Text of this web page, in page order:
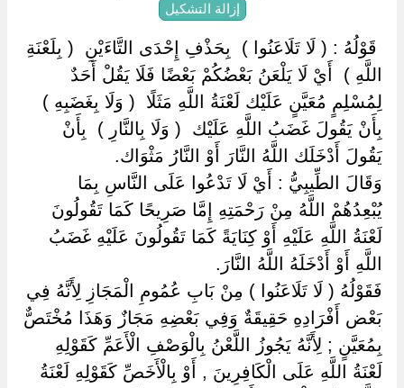
إزالة التشكيل
‏ ‏قَوْلُهُ : ( لَا تَلَاعَنُوا ) ‏ ‏بِحَذْفِ إِحْدَى التَّاءَيْنِ ‏ ‏( بِلَعْنَةِ
اللَّهِ ) ‏ ‏أَيْ لَا يَلْعَنُ بَعْضُكُمْ بَعْضًا فَلَا يَقُلْ أَحَدٌ
لِمُسْلِمٍ مُعَيَّنٍ عَلَيْك لَعْنَةُ اللَّهِ مَثَلًا ‏ ‏( وَلَا بِغَضَبِهِ ) ‏
‏بِأَنْ يَقُولَ غَضَبُ اللَّهِ عَلَيْك ‏ ‏( وَلَا بِالنَّارِ ) ‏ ‏بِأَنْ
يَقُولَ أَدْخَلَك اللَّهُ النَّارَ أَوْ النَّارُ مَثْوَاك.
وَقَالَ الطِّيبِيُّ : أَيْ لَا تَدْعُوا عَلَى النَّاسِ بِمَا
يُبْعِدُهُمْ اللَّهُ مِنْ رَحْمَتِهِ إِمَّا صَرِيحًا كَمَا تَقُولُونَ
لَعْنَةُ اللَّهِ عَلَيْهِ أَوْ كِنَايَةً كَمَا تَقُولُونَ عَلَيْهِ غَضَبُ
اللَّهِ أَوْ أَدْخَلَهُ اللَّهُ النَّارَ.
فَقَوْلُهُ ( لَا تَلَاعَنُوا ) مِنْ بَابِ عُمُومِ الْمَجَازِ لِأَنَّهُ فِي
بَعْض أَفْرَادِهِ حَقِيقَةٌ وَفِي بَعْضِهِ مَجَازٌ وَهَذَا مُخْتَصٌّ
بِمُعَيَّنٍ ; لِأَنَّهُ يَجُوزُ اللَّعْنُ بِالْوَصْفِ الْأَعَمِّ كَقَوْلِهِ
لَعْنَةُ اللَّهِ عَلَى الْكَافِرِينَ , أَوْ بِالْأَخَصِّ كَقَوْلِهِ لَعْنَةُ